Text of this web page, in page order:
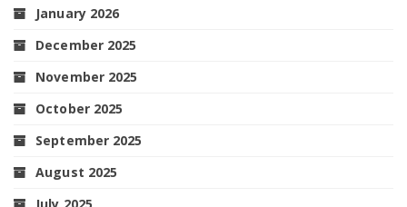
January 2026
December 2025
November 2025
October 2025
September 2025
August 2025